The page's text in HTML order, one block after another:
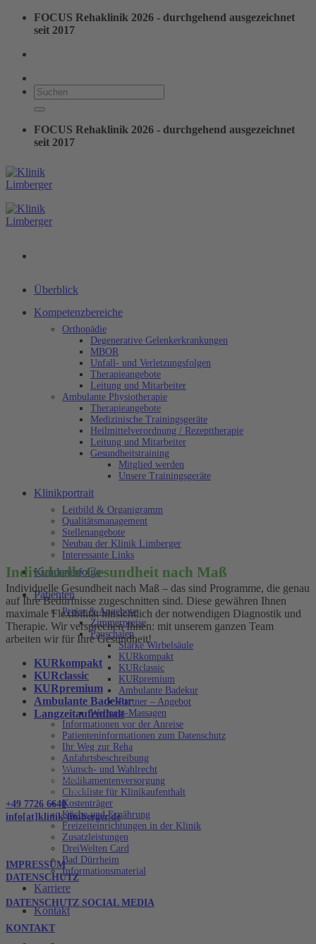
Zum
FOCUS Rehaklinik 2026 - durchgehend ausgezeichnet
seit 2017
FOCUS Rehaklinik 2026 - durchgehend ausgezeichnet
seit 2017
Überblick
Kompetenzbereiche
Orthopädie
Degenerative Gelenkerkrankungen
MBOR
Unfall- und Verletzungsfolgen
Therapieangebote
Leitung und Mitarbeiter
Ambulante Physiotherapie
Therapieangebote
Medizinische Trainingsgeräte
Heilmittelverordnung / Rezepttherapie
Leitung und Mitarbeiter
Gesundheitstraining
Mitglied werden
Unsere Trainingsgeräte
Klinikportrait
Leitbild & Organigramm
Qualitätsmanagement
Stellenangebote
Neubau der Klinik Limberger
Interessante Links
Kundenerfolge
Patienten
Preise & Angebote
Zimmerpreise
Pauschalen
Starke Wirbelsäule
KURkompakt
KURclassic
KURpremium
Ambulante Badekur
Partner – Angebot
Wellness-Massagen
Informationen vor der Anreise
Patienteninformationen zum Datenschutz
Ihr Weg zur Reha
Anfahrtsbeschreibung
Wunsch- und Wahlrecht
Medikamentenversorgung
Checkliste für Klinikaufenthalt
Kostenträger
Küche und Ernährung
Freizeiteinrichtungen in der Klinik
Zusatzleistungen
DreiWelten Card
Bad Dürrheim
Informationsmaterial
Karriere
Kontakt
Individuelle Gesundheit nach Maß
Individuelle Gesundheit nach Maß – das sind Programme, die genau
auf Ihre Bedürfnisse zugeschnitten sind. Diese gewähren Ihnen
maximale Flexibilität hinsichtlich der notwendigen Diagnostik und
Therapie. Wir versprechen Ihnen: mit unserem ganzen Team
arbeiten wir für Ihre Gesundheit!
KURkompakt
KURclassic
KURpremium
Ambulante Badekur
Langzeitaufenthalt
KONTAKT
Klinik Limberger
Hammerbühlstraße 5
78073 Bad Dürrheim
+49 7726 6640
info[at]klinik-limberger.de
IMPRESSUM
DATENSCHUTZ
DATENSCHUTZ SOCIAL MEDIA
KONTAKT